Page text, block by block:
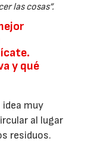
las cosas”.
y qué
muy
al lugar
residuos.